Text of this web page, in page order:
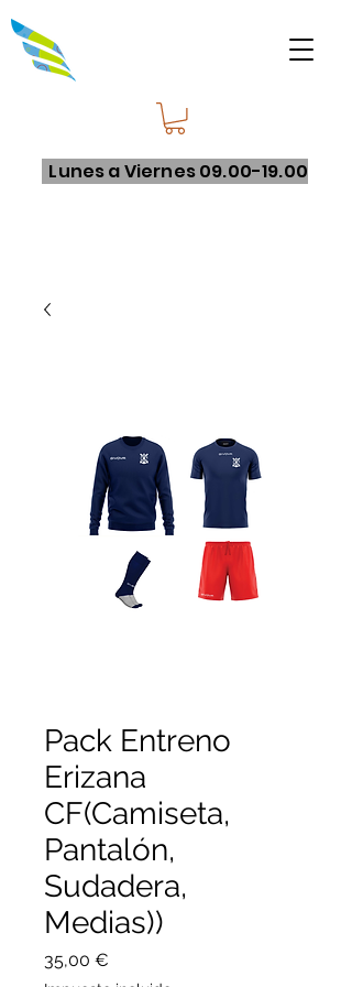
Lunes a Viernes09.00-19.00
Pack Entreno
Erizana
CF(Camiseta,
Pantalón,
Sudadera,
Medias))
35,00 €